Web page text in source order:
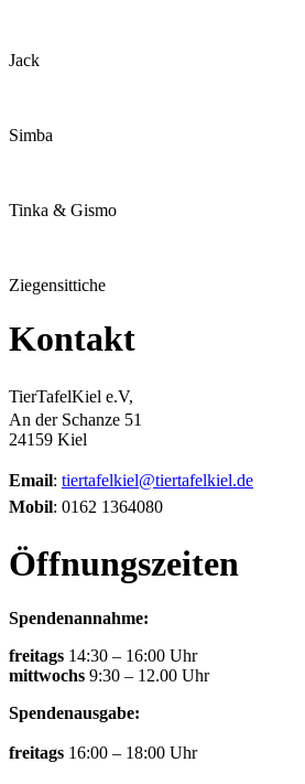
Jack
Simba
Tinka & Gismo
Ziegensittiche
Kontakt
TierTafelKiel e.V,
An der Schanze 51
24159 Kiel
Email: tiertafelkiel@tiertafelkiel.de
Mobil: 0162 1364080
Öffnungszeiten
Spendenannahme:
freitags 14:30 – 16:00 Uhr
mittwochs 9:30 – 12.00 Uhr
Spendenausgabe:
freitags 16:00 – 18:00 Uhr